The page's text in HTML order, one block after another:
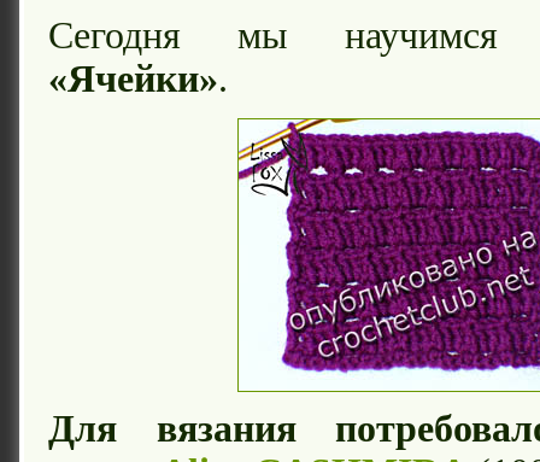
Сегодня мы
«Ячейки».
Для вязания